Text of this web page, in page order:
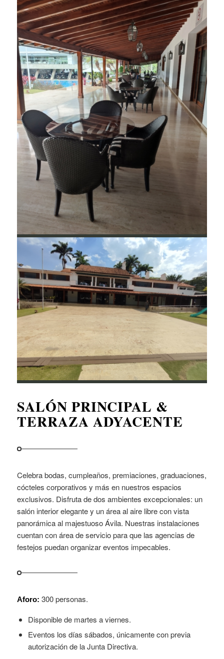
SALÓN PRINCIPAL &
TERRAZA ADYACENTE
Celebra bodas, cumpleaños, premiaciones, graduaciones,
cócteles corporativos y más en nuestros espacios
exclusivos. Disfruta de dos ambientes excepcionales: un
salón interior elegante y un área al aire libre con vista
panorámica al majestuoso Ávila. Nuestras instalaciones
cuentan con área de servicio para que las agencias de
festejos puedan organizar eventos impecables.
Aforo: 300 personas.
Disponible de martes a viernes.
Eventos los días sábados, únicamente con previa
autorización de la Junta Directiva.